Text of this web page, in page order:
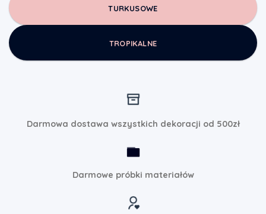
TURKUSOWE
TROPIKALNE
Darmowa dostawa wszystkich dekoracji od 500zł
Darmowe próbki materiałów